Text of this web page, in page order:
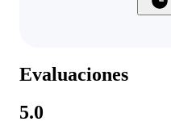
Evaluaciones
5.0